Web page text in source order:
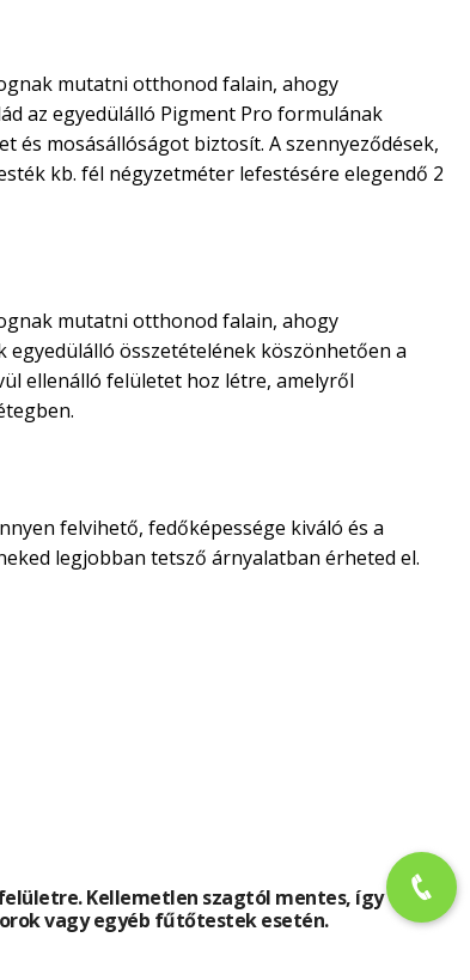
mutatni otthonod falain, ahogy
az egyedülálló Pigment Pro formulának
és mosásállóságot biztosít. A szennyeződések,
kb. fél négyzetméter lefestésére elegendő 2
mutatni otthonod falain, ahogy
egyedülálló összetételének köszönhetően a
ellenálló felületet hoz létre, amelyről
felvihető, fedőképessége kiváló és a
legjobban tetsző árnyalatban érheted el.
Kellemetlen szagtól mentes, így
vagy egyéb fűtőtestek esetén.